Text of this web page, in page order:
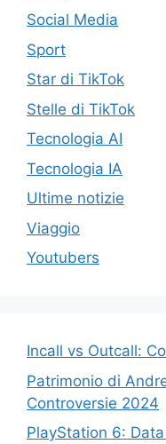
Social Media
Sport
Star di TikTok
Stelle di TikTok
Tecnologia AI
Tecnologia IA
Ultime notizie
Viaggio
Youtubers
Incall vs Outcall:
Patrimonio di
Controversie 2024
PlayStation 6: